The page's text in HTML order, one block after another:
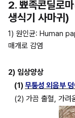
2. 뾰족콘딜
생식기 사마귀)
1) 원인균: Human
매개로 감염
2) 임상양상
(1) 무통성 외음부 덩
(2) 가끔 출혈, 가려